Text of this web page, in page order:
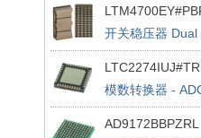
开关稳压器
Reg
模数转换器 -
Serial Out ADC
AD9172BBPZRL